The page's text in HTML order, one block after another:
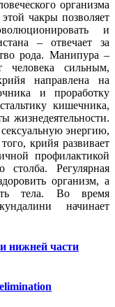
организма
чакры позволяет
и
– отвечает за
рода. Манипура –
человека сильным,
направлена на
и проработку
кишечника,
жизнедеятельности.
энергию,
крийя развивает
профилактикой
столба. Регулярная
организм, а
тела. Во время
начинает
нижней части